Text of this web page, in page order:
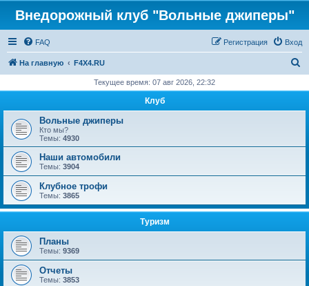
Внедорожный клуб "Вольные джиперы"
FAQ Вход
Регистрация
На главную F4X4.RU
с
Текущее время: 07 авг 2026, 22:32
Клуб
Вольные джиперы
Кто мы?
Темы: 4930
Наши автомобили
Темы: 3904
Клубное трофи
Темы: 3865
Туризм
Планы
Темы: 9369
Отчеты
Темы: 3853